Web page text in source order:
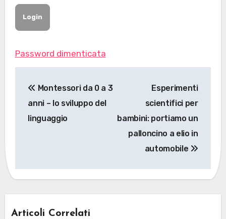
Password dimenticata
articoli
Montessori da 0 a 3
anni – lo sviluppo del
linguaggio
Esperimenti
scientifici per
bambini: portiamo un
palloncino a elio in
automobile
Articoli Correlati